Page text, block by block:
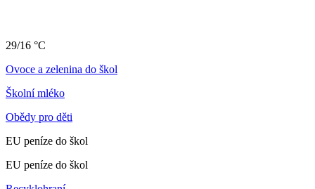
29/16 °C
Ovoce a zelenina do škol
Školní mléko
Obědy pro děti
EU peníze do škol
EU peníze do škol